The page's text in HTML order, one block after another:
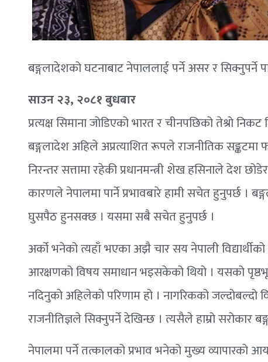
बङ्गलादेशको घटनाबाट नेपाललाई पर्ने असर र सिक्नुपर्ने
साउन २३, २०८१ बुधबार
प्रत्यक्ष सिमाना जोडिएको भारत र चीनपछिको तेश्रो
बङ्गलादेश अहिले अप्रत्याशित रूपले राजनीतिक सङ्कटमा
निरन्तर सत्तामा रहेकी प्रधानमन्त्री शेख हसिनाले देश
कारणले नेपालमा पार्ने प्रभावबारे हामी सचेत हुनुपर्छ ।
घुसपैठ हुनसक्छ । यसमा सबै सचेत हुनुपर्छ ।
अर्को भनेको त्यहाँ भएका अझै चार सय नेपाली
आरक्षणको विषय समाधान भइसकेको थियो । यसको
नदिनुको अहिलेको परिणाम हो । नागरिकको जल्दोबल्दो
राजनीतिज्ञले सिक्नुपर्ने देखिन्छ । त्यसैले हाम्रो सरोकार
नेपालमा पर्ने तत्कालको प्रभाव भनेको मुख्य व्यापारको